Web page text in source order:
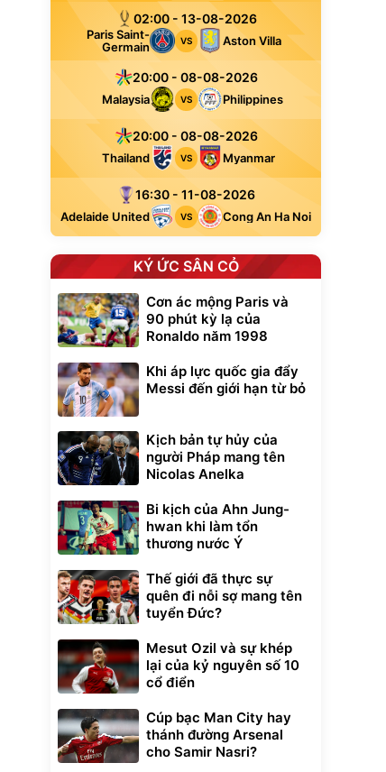
áp
02:00 - 13-08-2026
Paris Saint-
Germain
VS Aston Villa
20:00 - 08-08-2026
Malaysia VS Philippines
20:00 - 08-08-2026
Thailand VS Myanmar
16:30 - 11-08-2026
Adelaide United VS Cong An Ha Noi
KÝ ỨC SÂN CỎ
Cơn ác mộng Paris và
90 phút kỳ lạ của
Ronaldo năm 1998
Khi áp lực quốc gia đẩy
Messi đến giới hạn từ bỏ
Kịch bản tự hủy của
người Pháp mang tên
Nicolas Anelka
Bi kịch của Ahn Jung-
hwan khi làm tổn
thương nước Ý
Thế giới đã thực sự
quên đi nỗi sợ mang tên
tuyển Đức?
Mesut Ozil và sự khép
lại của kỷ nguyên số 10
cổ điển
Cúp bạc Man City hay
thánh đường Arsenal
cho Samir Nasri?